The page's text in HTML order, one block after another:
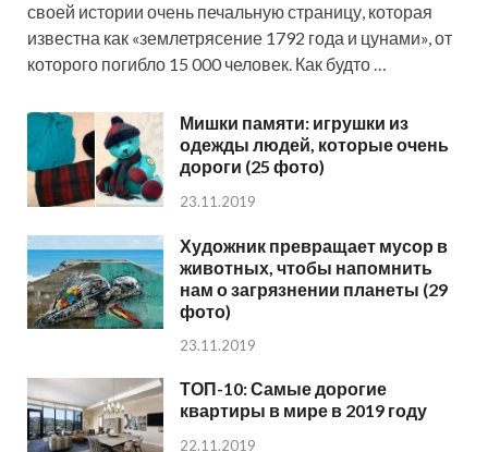
своей истории очень печальную страницу, которая
известна как «землетрясение 1792 года и цунами», от
которого погибло 15 000 человек. Как будто …
Мишки памяти: игрушки из
одежды людей, которые очень
дороги (25 фото)
23.11.2019
Художник превращает мусор в
животных, чтобы напомнить
нам о загрязнении планеты (29
фото)
23.11.2019
ТОП-10: Самые дорогие
квартиры в мире в 2019 году
22.11.2019